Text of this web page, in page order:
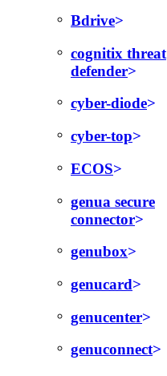
Bdrive
cognitix threat
defender
cyber-diode
cyber-top
ECOS
genua secure
connector
genubox
genucard
genucenter
genuconnect